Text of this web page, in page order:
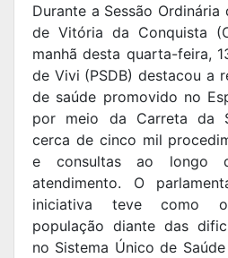
Durante a Sessão Ordinária
de Vitória da Conquista
manhã desta quarta-feira,
de Vivi (PSDB) destacou a
de saúde promovido no
por meio da Carreta da
cerca de cinco mil
e consultas ao longo
atendimento. O
iniciativa teve como
população diante das
no Sistema Único de